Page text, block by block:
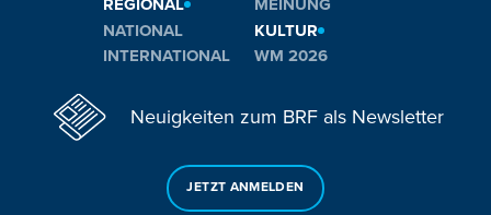
REGIONAL
NATIONAL
INTERNATIONAL
MEINUNG
KULTUR
WM 2026
Neuigkeiten zum BRF als Newsletter
JETZT ANMELDEN